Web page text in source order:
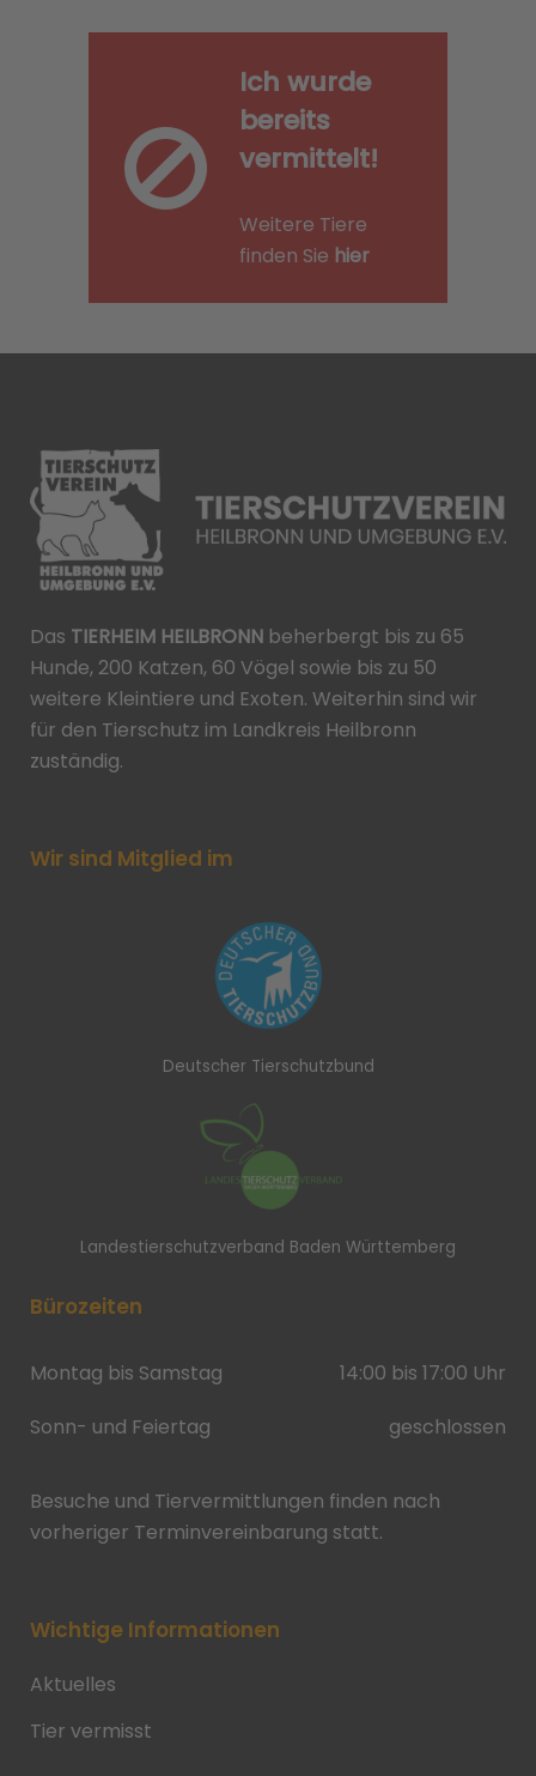
Ich wurde
bereits
vermittelt!
Weitere Tiere
finden Sie hier
Das TIERHEIM HEILBRONN beherbergt bis zu 65
Hunde, 200 Katzen, 60 Vögel sowie bis zu 50
weitere Kleintiere und Exoten. Weiterhin sind wir
für den Tierschutz im Landkreis Heilbronn
zuständig.
Wir sind Mitglied im
Deutscher Tierschutzbund
Landestierschutzverband Baden Württemberg
Bürozeiten
Montag bis Samstag
14:00 bis 17:00 Uhr
Sonn- und Feiertag
geschlossen
Besuche und Tiervermittlungen finden nach
vorheriger Terminvereinbarung statt.
Wichtige Informationen
Aktuelles
Tier vermisst